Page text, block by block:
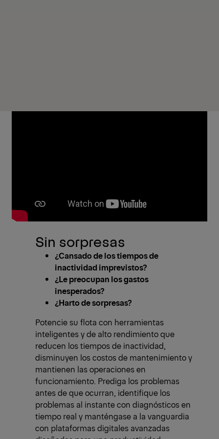
Sin sorpresas
¿Cansado de los tiempos de
inactividad imprevistos?
¿Le preocupan los gastos
inesperados?
¿Harto de sorpresas?
Potencie su flota con herramientas
inteligentes y de alto rendimiento que
reducen los tiempos de inactividad,
disminuyen los costos de mantenimiento y
mantienen las operaciones en
funcionamiento. Prediga los problemas
antes de que ocurran, identifique los
problemas al instante con diagnósticos en
tiempo real y manténgase a la vanguardia
con plataformas digitales avanzadas